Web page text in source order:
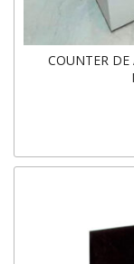
COUNTER